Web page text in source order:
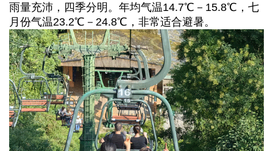
雨量充沛，四季分明。年均气温14.7℃－15.8℃，七
月份气温23.2℃－24.8℃，非常适合避暑。